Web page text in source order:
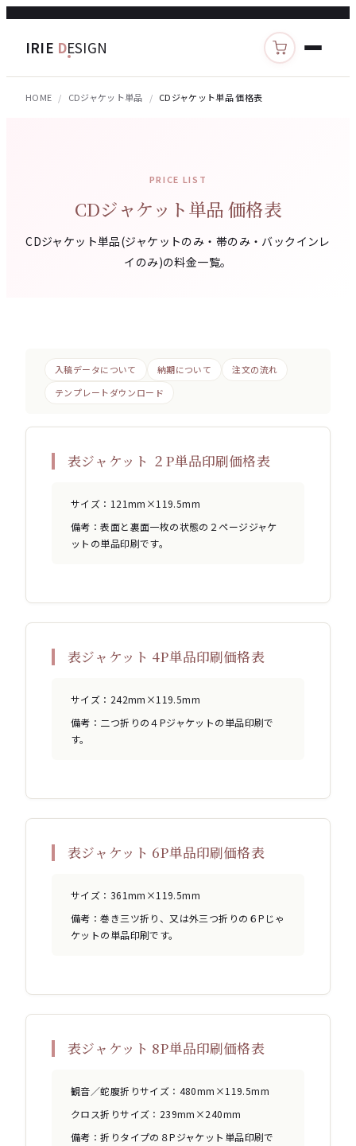
IRIE DESIGN カートを見る
HOME CDジャケット単品 CDジャケット単品 価格表
PRICE LIST
CDジャケット単品 価格表
CDジャケット単品(ジャケットのみ・帯のみ・バックインレ
イのみ)の料金一覧。
入稿データについて 納期について
注文の流れ
テンプレートダウンロード
表ジャケット ２P単品印刷価格表
サイズ：121mm×119.5mm
備考：表面と裏面一枚の状態の２ページジャケ
ットの単品印刷です。
表ジャケット 4P単品印刷価格表
サイズ：242mm×119.5mm
備考：二つ折りの４Pジャケットの単品印刷で
す。
表ジャケット 6P単品印刷価格表
サイズ：361mm×119.5mm
備考：巻き三ツ折り、又は外三つ折りの６Pじゃ
ケットの単品印刷です。
表ジャケット 8P単品印刷価格表
観音／蛇腹折りサイズ：480mm×119.5mm
クロス折りサイズ：239mm×240mm
備考：折りタイプの８Pジャケット単品印刷で